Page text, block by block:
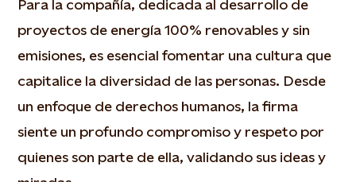
Para la compañía, dedicada al desarrollo de
proyectos de energía 100% renovables y sin
emisiones, es esencial fomentar una cultura que
capitalice la diversidad de las personas. Desde
un enfoque de derechos humanos, la firma
siente un profundo compromiso y respeto por
quienes son parte de ella, validando sus ideas y